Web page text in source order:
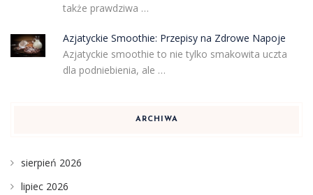
także prawdziwa …
Azjatyckie Smoothie: Przepisy na Zdrowe Napoje
Azjatyckie smoothie to nie tylko smakowita uczta
dla podniebienia, ale …
ARCHIWA
sierpień 2026
lipiec 2026